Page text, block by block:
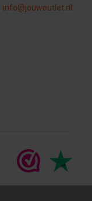
info@jouwoutlet.nl